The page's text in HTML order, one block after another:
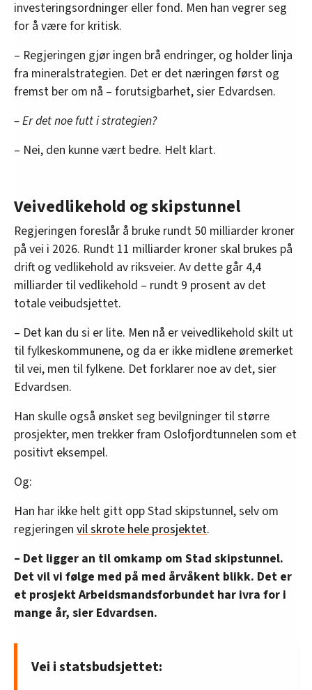
investeringsordninger eller fond. Men han vegrer seg
for å være for kritisk.
– Regjeringen gjør ingen brå endringer, og holder linja
fra mineralstrategien. Det er det næringen først og
fremst ber om nå – forutsigbarhet, sier Edvardsen.
– Er det noe futt i strategien?
– Nei, den kunne vært bedre. Helt klart.
Veivedlikehold og skipstunnel
Regjeringen foreslår å bruke rundt 50 milliarder kroner
på vei i 2026. Rundt 11 milliarder kroner skal brukes på
drift og vedlikehold av riksveier. Av dette går 4,4
milliarder til vedlikehold – rundt 9 prosent av det
totale veibudsjettet.
– Det kan du si er lite. Men nå er veivedlikehold skilt ut
til fylkeskommunene, og da er ikke midlene øremerket
til vei, men til fylkene. Det forklarer noe av det, sier
Edvardsen.
Han skulle også ønsket seg bevilgninger til større
prosjekter, men trekker fram Oslofjordtunnelen som et
positivt eksempel.
Og:
Han har ikke helt gitt opp Stad skipstunnel, selv om
regjeringen vil skrote hele prosjektet.
– Det ligger an til omkamp om Stad skipstunnel.
Det vil vi følge med på med årvåkent blikk. Det er
et prosjekt Arbeidsmandsforbundet har ivra for i
mange år, sier Edvardsen.
Vei i statsbudsjettet: